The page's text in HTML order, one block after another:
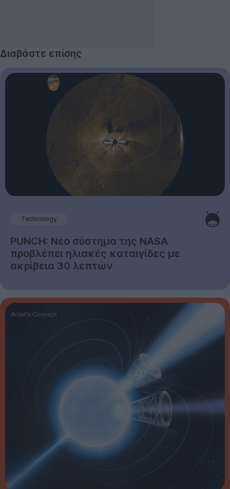
Διαβάστε επίσης
Technology
PUNCH: Νέο σύστημα της NASA
προβλέπει ηλιακές καταιγίδες με
ακρίβεια 30 λεπτών